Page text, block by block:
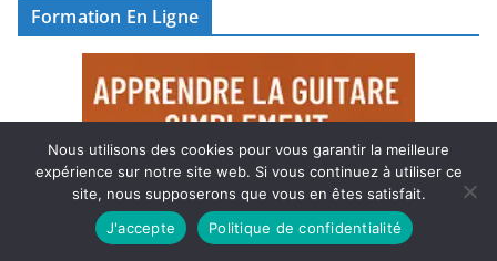
Formation En Ligne
Nous utilisons des cookies pour vous garantir la meilleure
expérience sur notre site web. Si vous continuez à utiliser ce
site, nous supposerons que vous en êtes satisfait.
J'accepte
Politique de confidentialité